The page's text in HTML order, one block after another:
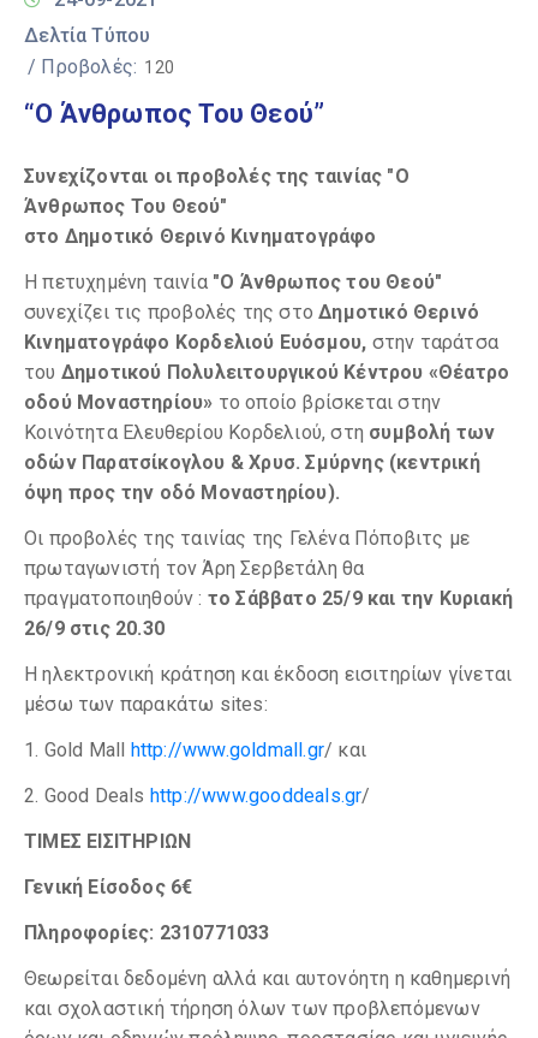
Δελτία Τύπου
/ Προβολές: 120
“Ο Άνθρωπος Του Θεού”
Συνεχίζονται οι προβολές της ταινίας "Ο
Άνθρωπος Του Θεού"
στο Δημοτικό Θερινό Κινηματογράφο
Η πετυχημένη ταινία "Ο Άνθρωπος του Θεού"
συνεχίζει τις προβολές της στοΔημοτικό Θερινό
Κινηματογράφο Κορδελιού Ευόσμου, στην ταράτσα
του Δημοτικού Πολυλειτουργικού Κέντρου «Θέατρο
οδού Μοναστηρίου» το οποίο βρίσκεται στην
Κοινότητα Ελευθερίου Κορδελιού, στη συμβολή των
οδών Παρατσίκογλου & Χρυσ. Σμύρνης (κεντρική
όψη προς την οδό Μοναστηρίου).
Οι προβολές της ταινίας της Γελένα Πόποβιτς με
πρωταγωνιστή τον Άρη Σερβετάλη θα
πραγματοποιηθούν : το Σάββατο 25/9 και την Κυριακή
26/9 στις 20.30
Η ηλεκτρονική κράτηση και έκδοση εισιτηρίων γίνεται
μέσω των παρακάτω sites:
1. Gold Mall http://www.goldmall.gr/ και
2. Good Deals http://www.gooddeals.gr/
ΤΙΜΕΣ ΕΙΣΙΤΗΡΙΩΝ
Γενική Είσοδος 6€
Πληροφορίες: 2310771033
Θεωρείται δεδομένη αλλά και αυτονόητη η καθημερινή
και σχολαστική τήρηση όλων των προβλεπόμενων